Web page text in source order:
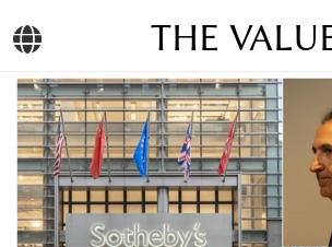
THE